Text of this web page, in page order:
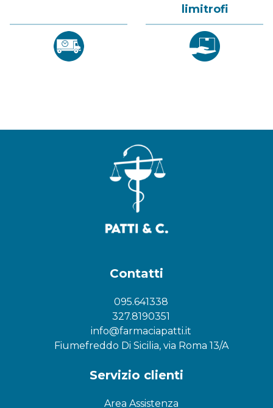
limitrofi
Contatti
095.641338
327.8190351
info@farmaciapatti.it
Fiumefreddo Di Sicilia, via Roma 13/A
Servizio clienti
Area Assistenza